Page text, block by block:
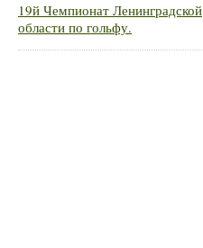
19й Чемпионат Ленинградской
области по гольфу.